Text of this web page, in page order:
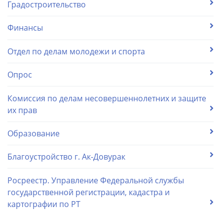
Градостроительство
Финансы
Отдел по делам молодежи и спорта
Опрос
Комиссия по делам несовершеннолетних и защите
их прав
Образование
Благоустройство г. Ак-Довурак
Росреестр. Управление Федеральной службы
государственной регистрации, кадастра и
картографии по РТ